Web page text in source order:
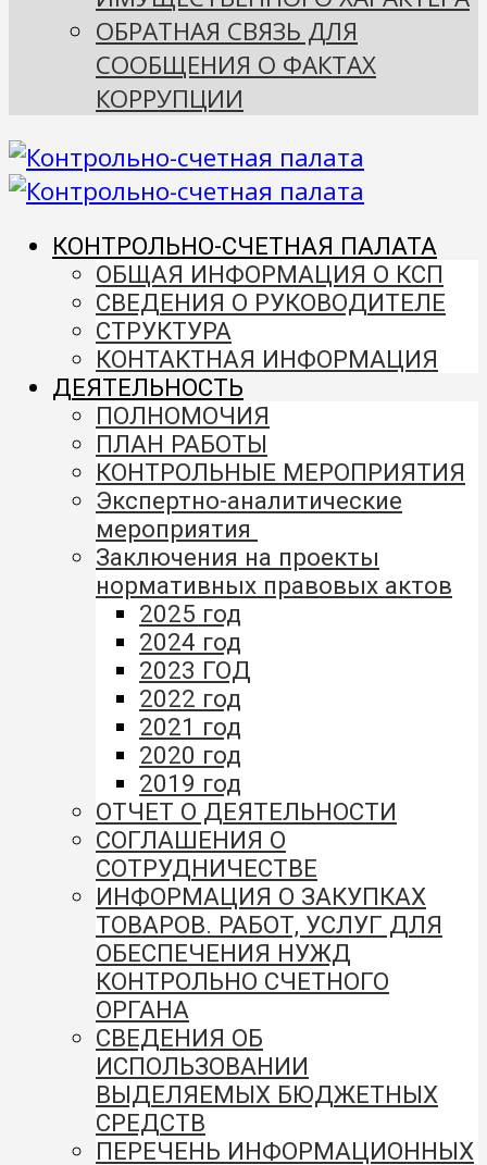
ОБРАТНАЯ СВЯЗЬ ДЛЯ
СООБЩЕНИЯ О ФАКТАХ
КОРРУПЦИИ
КОНТРОЛЬНО-СЧЕТНАЯ ПАЛАТА
ОБЩАЯ ИНФОРМАЦИЯ О КСП
СВЕДЕНИЯ О РУКОВОДИТЕЛЕ
СТРУКТУРА
КОНТАКТНАЯ ИНФОРМАЦИЯ
ДЕЯТЕЛЬНОСТЬ
ПОЛНОМОЧИЯ
ПЛАН РАБОТЫ
КОНТРОЛЬНЫЕ МЕРОПРИЯТИЯ
Экспертно-аналитические
мероприятия
Заключения на проекты
нормативных правовых актов
2025 год
2024 год
2023 ГОД
2022 год
2021 год
2020 год
2019 год
ОТЧЕТ О ДЕЯТЕЛЬНОСТИ
СОГЛАШЕНИЯ О
СОТРУДНИЧЕСТВЕ
ИНФОРМАЦИЯ О ЗАКУПКАХ
ТОВАРОВ. РАБОТ, УСЛУГ ДЛЯ
ОБЕСПЕЧЕНИЯ НУЖД
КОНТРОЛЬНО СЧЕТНОГО
ОРГАНА
СВЕДЕНИЯ ОБ
ИСПОЛЬЗОВАНИИ
ВЫДЕЛЯЕМЫХ БЮДЖЕТНЫХ
СРЕДСТВ
ПЕРЕЧЕНЬ ИНФОРМАЦИОННЫХ